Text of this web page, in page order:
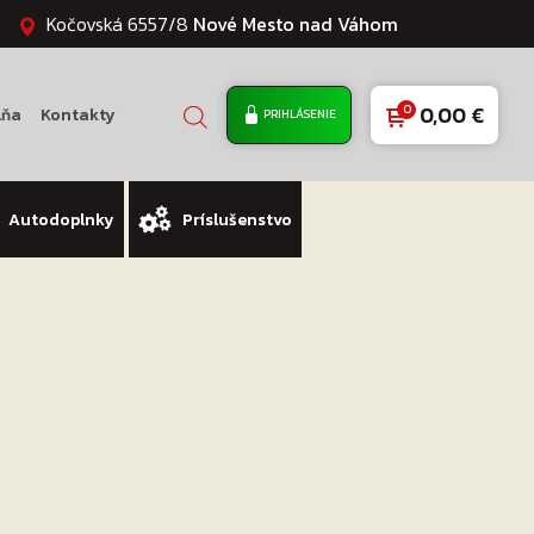
Kočovská 6557/8 Nové Mesto nad Váhom
Kontakty PRIHLÁSENIE 0,00€
Autodoplnky Príslušenstvo